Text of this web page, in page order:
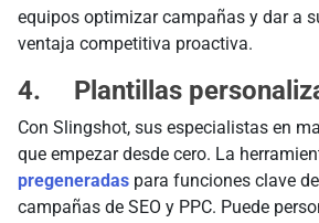
equipos optimizar campañas y dar a
ventaja competitiva proactiva.
4. Plantillas
Con Slingshot, sus especialistas en
que empezar desde cero. La
pregeneradas para funciones clave
campañas de SEO y PPC. Puede